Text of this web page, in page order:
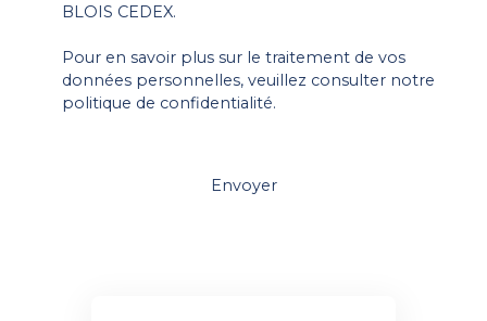
BLOIS CEDEX.
Pour en savoir plus sur le traitement de vos
données personnelles, veuillez consulter notre
politique de confidentialité.
Envoyer